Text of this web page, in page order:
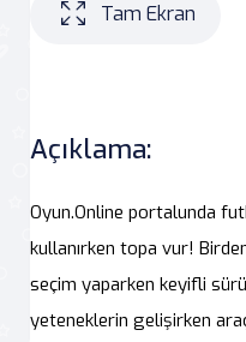
Tam Ekran
Açıklama:
Oyun.Online portalunda
kullanırken topa vur!
seçim yaparken keyifli
yeteneklerin gelişirken